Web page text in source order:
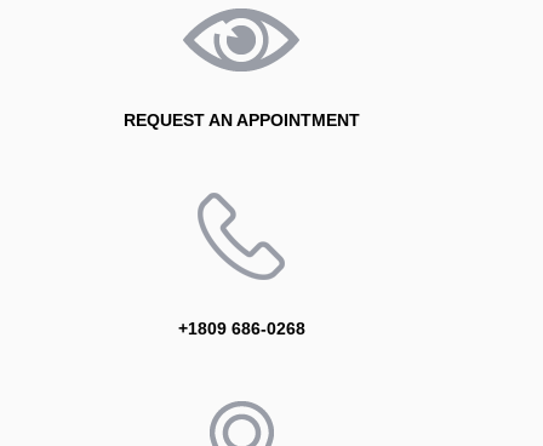
REQUEST AN APPOINTMENT
+1809 686-0268